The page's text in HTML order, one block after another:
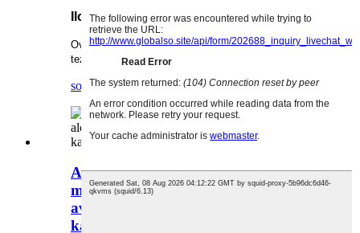
Ilova
Ovoz, boshqaruv va asboblar kabellari sifatida past
tezlikda ma'lumotlarni uzatish uchun.
so'rovtafsilot
Aipu EIA RS-485 kabeli LSZH
ma'lumotlar aloqasini
avtomatlashtirish tizimi Twist Pairs
kabeli